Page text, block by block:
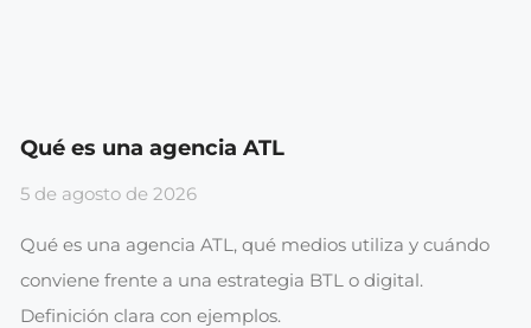
Qué es una agencia ATL
5 de agosto de 2026
Qué es una agencia ATL, qué medios utiliza y cuándo
conviene frente a una estrategia BTL o digital.
Definición clara con ejemplos.